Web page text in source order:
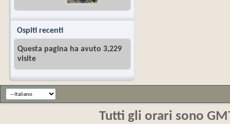
Ospiti recenti
Questa pagina ha avuto 3,229
visite
Tutti gli orari sono